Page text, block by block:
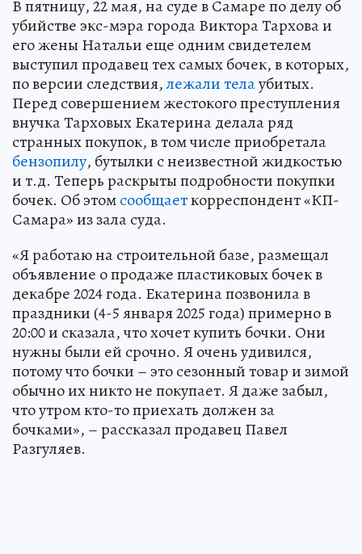
В пятницу, 22 мая, на суде в Самаре по делу об
убийстве экс-мэра города Виктора Тархова и
его жены Натальи еще одним свидетелем
выступил продавец тех самых бочек, в которых,
по версии следствия,лежали телаубитых.
Перед совершением жестокого преступления
внучка Тарховых Екатерина делала ряд
странных покупок, в том числе приобретала
бензопилу, бутылки с неизвестной жидкостью
и т.д. Теперь раскрыты подробности покупки
бочек. Об этомсообщаеткорреспондент «КП-
Самара» из зала суда.
«Я работаю на строительной базе, размещал
объявление о продаже пластиковых бочек в
декабре 2024 года. Екатерина позвонила в
праздники (4-5 января 2025 года) примерно в
20:00 и сказала, что хочет купить бочки. Они
нужны были ей срочно. Я очень удивился,
потому что бочки – это сезонный товар и зимой
обычно их никто не покупает. Я даже забыл,
что утром кто-то приехать должен за
бочками», – рассказал продавец Павел
Разгуляев.